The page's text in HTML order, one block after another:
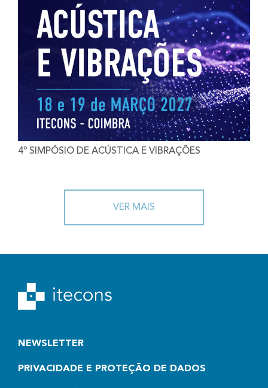
4º SIMPÓSIO DE ACÚSTICA E VIBRAÇÕES
VER MAIS
NEWSLETTER
PRIVACIDADE E PROTEÇÃO DE DADOS